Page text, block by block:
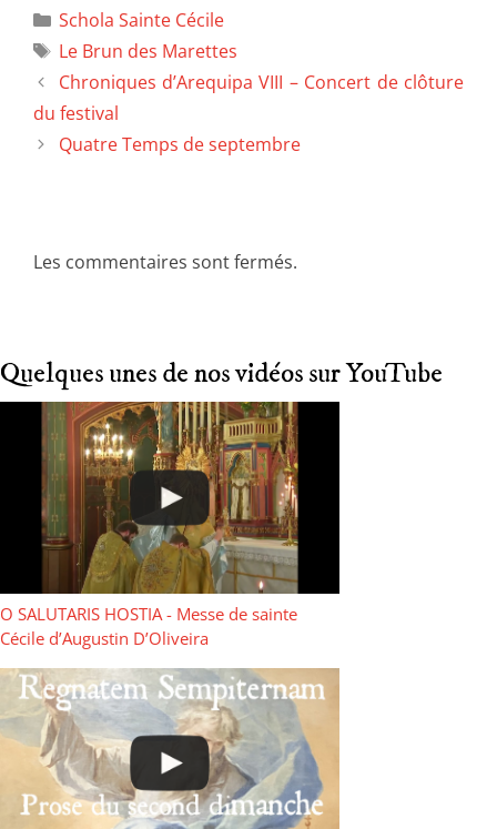
Schola Sainte Cécile
Le Brun des Marettes
Chroniques d’Arequipa VIII – Concert de clôture
du festival
Quatre Temps de septembre
Les commentaires sont fermés.
Quelques unes de nos vidéos sur YouTube
O SALUTARIS HOSTIA - Messe de sainte
Cécile d’Augustin D’Oliveira